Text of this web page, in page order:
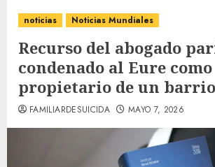
noticias Noticias Mundiales
Recurso del abogado
condenado al Eure como
propietario de un
FAMILIARDESUICIDA MAYO 7, 2026